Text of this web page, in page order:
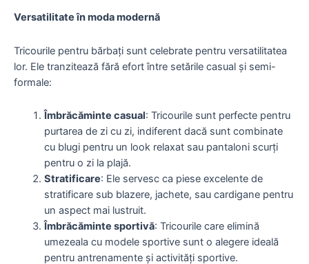
Versatilitate în moda modernă
Tricourile pentru bărbați sunt celebrate pentru versatilitatea
lor. Ele tranzitează fără efort între setările casual și semi-
formale:
Îmbrăcăminte casual: Tricourile sunt perfecte pentru
purtarea de zi cu zi, indiferent dacă sunt combinate
cu blugi pentru un look relaxat sau pantaloni scurți
pentru o zi la plajă.
Stratificare: Ele servesc ca piese excelente de
stratificare sub blazere, jachete, sau cardigane pentru
un aspect mai lustruit.
Îmbrăcăminte sportivă: Tricourile care elimină
umezeala cu modele sportive sunt o alegere ideală
pentru antrenamente și activități sportive.